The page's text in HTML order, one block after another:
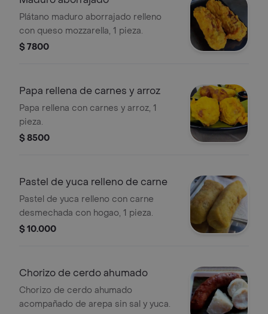
Plátano maduro aborrajado relleno
con queso mozzarella, 1 pieza.
$ 7800
Papa rellena de carnes y arroz
Papa rellena con carnes y arroz, 1
pieza.
$ 8500
Pastel de yuca relleno de carne
Pastel de yuca relleno con carne
desmechada con hogao, 1 pieza.
$ 10.000
Chorizo de cerdo ahumado
Chorizo de cerdo ahumado
acompañado de arepa sin sal y yuca.